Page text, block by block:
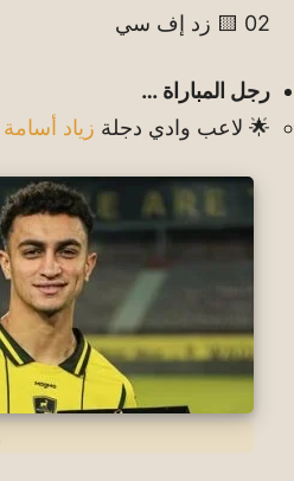
02 🟨 زد إف سي
رجل المباراة …
🌟 لاعب وادي دجلة زياد أسامة